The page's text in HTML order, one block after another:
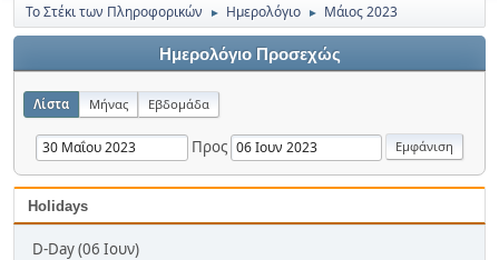
Το Στέκι των Πληροφορικών ► Ημερολόγιο ► Μάιος 2023
Ημερολόγιο Προσεχώς
Λίστα Μήνας Εβδομάδα
Προς
Holidays
D-Day (06 Ιουν)